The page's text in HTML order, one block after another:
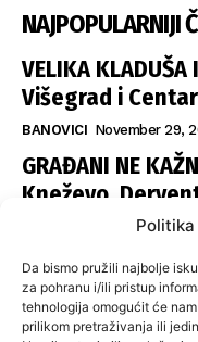
Da bismo pružili najbolje
za pohranu i/ili pristup
tehnologija omogućit će
prilikom pretraživanja ili
NAJPOPULARNIJI
VELIKA KLADUŠA
Višegrad i
BANOVICI November 29,
GRAĐANI NE
Kneževo,
šapom istih
SNSD UČVRSTIO
SARAJEVU: